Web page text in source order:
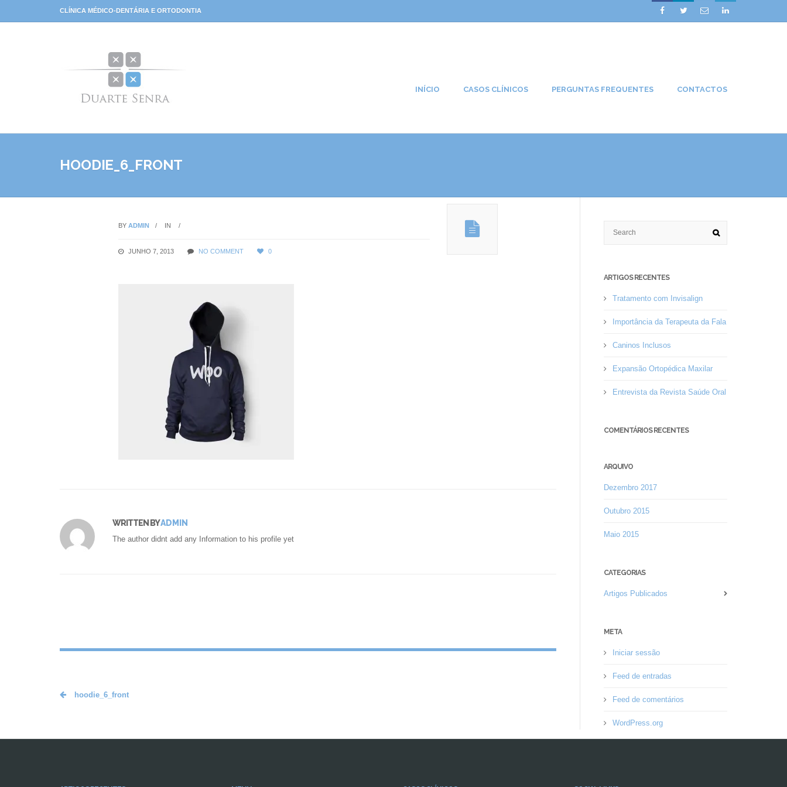
CLÍNICA MÉDICO-DENTÁRIA E ORTODONTIA    
INÍCIO CASOS CLÍNICOS PERGUNTAS FREQUENTES CONTACTOS
HOODIE_6_FRONT
BY ADMIN IN
JUNHO 7, 2013 NO COMMENT 0
WRITTEN BYADMIN
The author didnt add any Information to his profile yet
hoodie_6_front
ARTIGOS RECENTES
Tratamento com Invisalign
Importância da Terapeuta da Fala
Caninos Inclusos
Expansão Ortopédica Maxilar
Entrevista da Revista Saúde Oral
COMENTÁRIOS RECENTES
ARQUIVO
Dezembro 2017
Outubro 2015
Maio 2015
CATEGORIAS
Artigos Publicados
META
Iniciar sessão
Feed de entradas
Feed de comentários
WordPress.org